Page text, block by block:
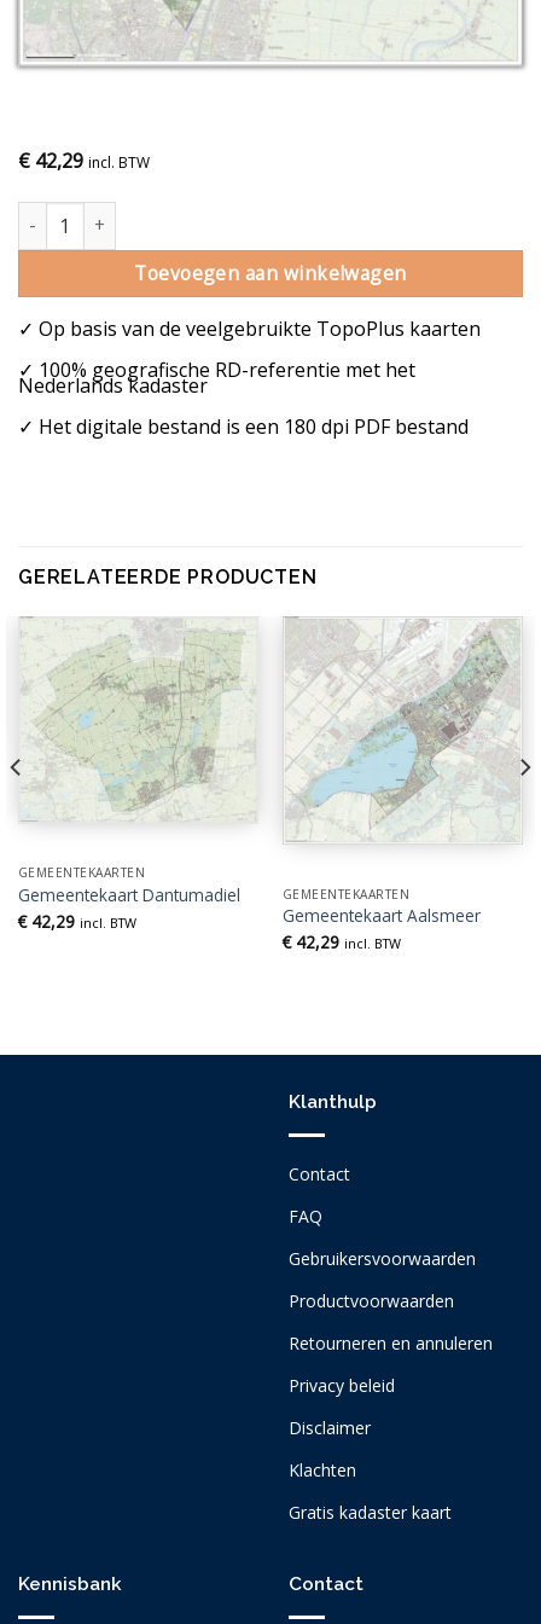
€ 42,29 incl. BTW
Gemeentekaart Blaricum aantal
Toevoegen aan winkelwagen
✓ Op basis van de veelgebruikte TopoPlus kaarten
✓ 100% geografische RD-referentie met het
Nederlands kadaster
✓ Het digitale bestand is een 180 dpi PDF bestand
GERELATEERDE PRODUCTEN
GEMEENTEKAARTEN
Gemeentekaart Dantumadiel
€42,29 incl. BTW
GEMEENTEKAARTEN
Gemeentekaart Aalsmeer
€42,29 incl. BTW
Klanthulp
Contact
FAQ
Gebruikersvoorwaarden
Productvoorwaarden
Retourneren en annuleren
Privacy beleid
Disclaimer
Klachten
Gratis kadaster kaart
Kennisbank Contact